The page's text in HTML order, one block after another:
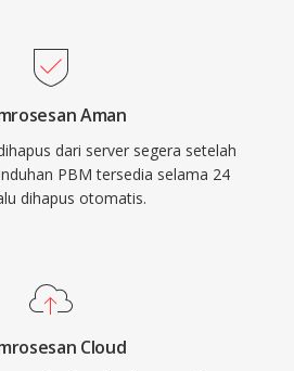
Aman
dari server segera setelah
PBM tersedia selama 24
dihapus otomatis.
Cloud